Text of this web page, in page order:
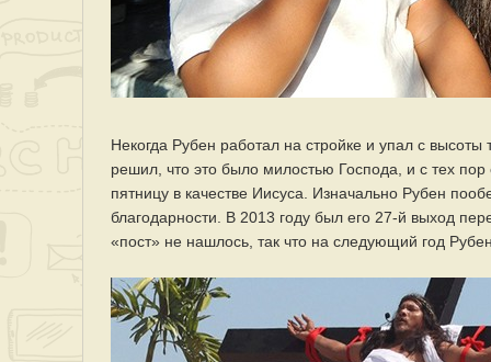
Некогда Рубен работал на стройке и упал с
решил, что это было милостью Господа, и с тех пор
пятницу в качестве Иисуса. Изначально Рубен
благодарности. В 2013 году был его 27-й выход
«пост» не нашлось, так что на следующий год